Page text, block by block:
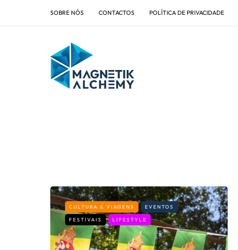
SOBRE NÓS CONTACTOS POLÍTICA DE PRIVACIDADE
CULTURA & VIAGENS
EVENTOS
FESTIVAIS
LIFESTYLE